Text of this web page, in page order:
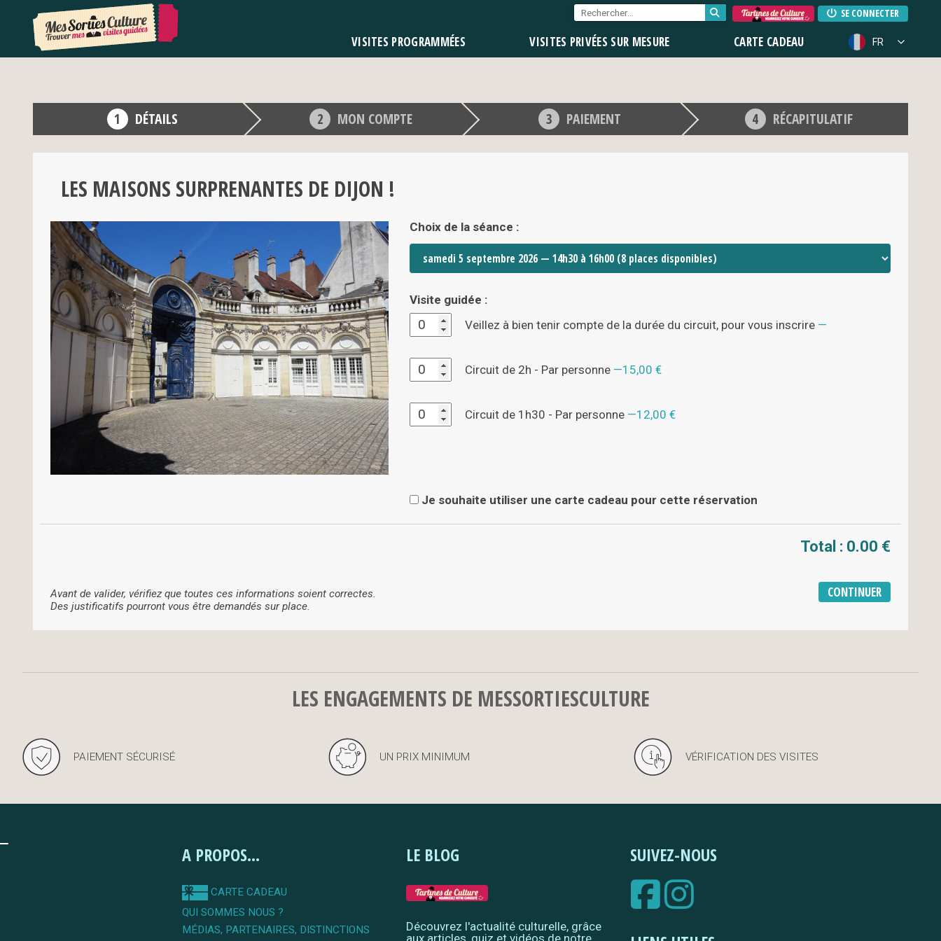
SE CONNECTER
VISITES PROGRAMMÉES VISITES PRIVÉES SUR MESURE CARTE CADEAU FR
DÉTAILS MON COMPTE PAIEMENT RÉCAPITULATIF
LES MAISONS SURPRENANTES DE DIJON !
Choix de la séance :
Visite guidée :
Veillez à bien tenir compte de la durée du circuit, pour vous inscrire
Circuit de 2h - Par personne 15,00 €
Circuit de 1h30 - Par personne 12,00 €
Je souhaite utiliser une carte cadeau pour cette réservation
Avant de valider, vérifiez que toutes ces informations soient correctes.
Des justificatifs pourront vous être demandés sur place.
Total : 0.00 €
LES ENGAGEMENTS DE MESSORTIESCULTURE
PAIEMENT SÉCURISÉ UN PRIX MINIMUM VÉRIFICATION DES VISITES
A PROPOS...
CARTE CADEAU
QUI SOMMES NOUS ?
MÉDIAS, PARTENAIRES, DISTINCTIONS
LE BLOG
Découvrez l'actualité culturelle, grâce
aux articles, quiz et vidéos de notre
SUIVEZ-NOUS